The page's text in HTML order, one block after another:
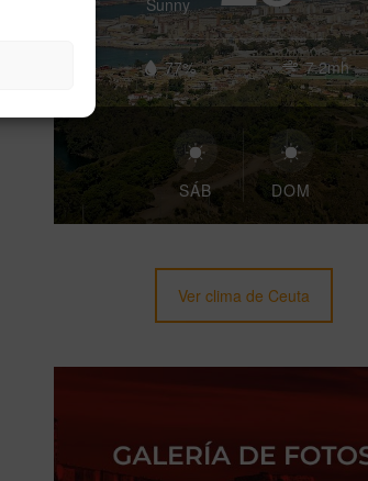
Sunny
77% 7.2mh
SÁB DOM
Ver clima de Ceuta